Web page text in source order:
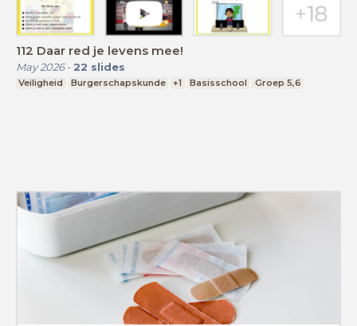
112 Daar red je levens mee!
May 2026- 22 slides
Veiligheid Burgerschapskunde +1 Basisschool Groep 5,6